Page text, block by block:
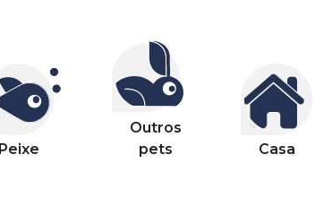
Peixe
Outros
pets
Casa